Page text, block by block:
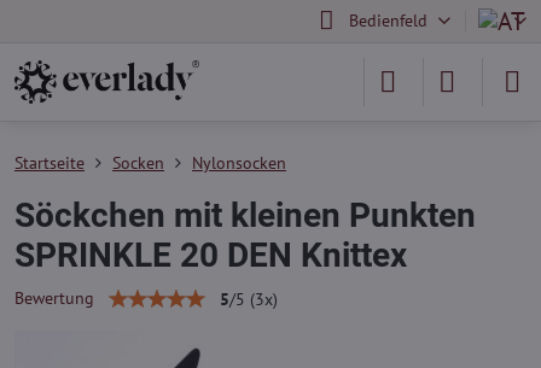
Bedienfeld
Startseite Socken Nylonsocken
Söckchen mit kleinen Punkten
SPRINKLE 20 DEN Knittex
Bewertung 5/5 (3x)